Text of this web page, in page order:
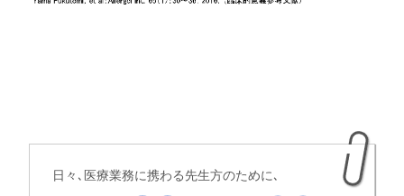
日々､医療業務に携わる先生方のために､